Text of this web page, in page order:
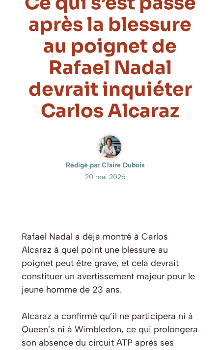
après la blessure
au poignet de
Rafael Nadal
devrait inquiéter
Carlos Alcaraz
Rédigé par Claire Dubois
20 mai 2026
Rafael Nadal a déjà montré à Carlos
Alcaraz à quel point une blessure au
poignet peut être grave, et cela devrait
constituer un avertissement majeur pour le
jeune homme de 23 ans.
Alcaraz a confirmé qu’il ne participera ni à
Queen’s ni à Wimbledon, ce qui prolongera
son absence du circuit ATP après ses